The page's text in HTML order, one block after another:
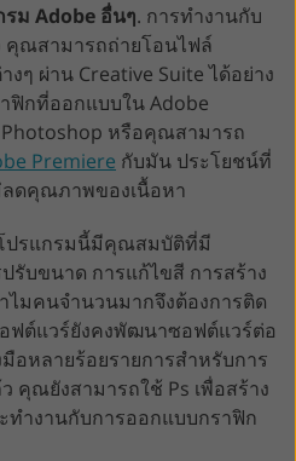
ม Adobe อื่นๆ. การทำงานกับ
คุณสามารถถ่ายโอนไฟล์
ๆ ผ่าน Creative Suite ได้อย่าง
ฟิกที่ออกแบบใน Adobe
หรือคุณสามารถ
Premiere กับมัน ประโยชน์ที่
ดคุณภาพของเนื้อหา
ปรแกรมนี้มีคุณสมบัติที่มี
รับขนาด การแก้ไขสี การสร้าง
ไมคนจำนวนมากจึงต้องการติด
ต์แวร์ยังคงพัฒนาซอฟต์แวร์ต่อ
อหลายร้อยรายการสำหรับการ
คุณยังสามารถใช้ Ps เพื่อสร้าง
ำงานกับการออกแบบกราฟิก